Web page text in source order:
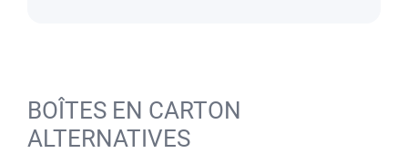
BOÎTES EN CARTON
ALTERNATIVES